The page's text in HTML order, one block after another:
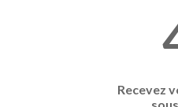
Recevez